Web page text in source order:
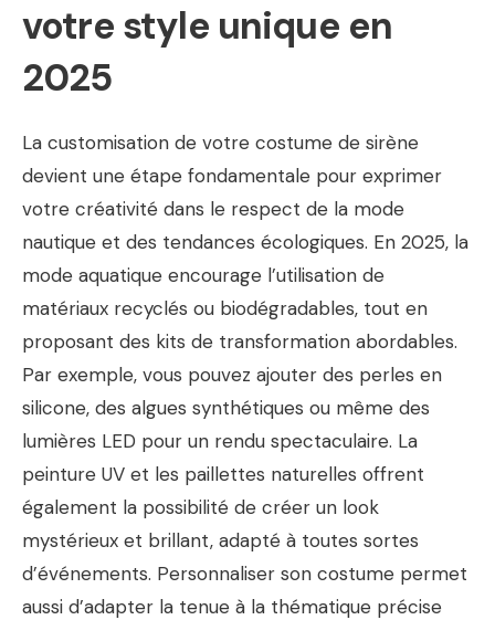
votre style unique en
2025
La customisation de votre costume de sirène
devient une étape fondamentale pour exprimer
votre créativité dans le respect de la mode
nautique et des tendances écologiques. En 2025, la
mode aquatique encourage l’utilisation de
matériaux recyclés ou biodégradables, tout en
proposant des kits de transformation abordables.
Par exemple, vous pouvez ajouter des perles en
silicone, des algues synthétiques ou même des
lumières LED pour un rendu spectaculaire. La
peinture UV et les paillettes naturelles offrent
également la possibilité de créer un look
mystérieux et brillant, adapté à toutes sortes
d’événements. Personnaliser son costume permet
aussi d’adapter la tenue à la thématique précise